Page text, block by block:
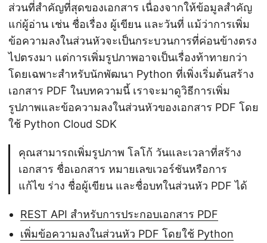
ส่วนที่สำคัญที่สุดของเอกสาร เนื่องจากให้ข้อมูลสำคัญ
แก่ผู้อ่าน เช่น ชื่อเรื่อง ผู้เขียน และวันที่ แม้ว่าการเพิ่ม
ข้อความลงในส่วนหัวจะเป็นกระบวนการที่ค่อนข้างตรง
ไปตรงมา แต่การเพิ่มรูปภาพอาจเป็นเรื่องท้าทายกว่า
โดยเฉพาะสำหรับนักพัฒนา Python ที่เพิ่งเริ่มต้นสร้าง
เอกสาร PDF ในบทความนี้ เราจะมาดูวิธีการเพิ่ม
รูปภาพและข้อความลงในส่วนหัวของเอกสาร PDF โดย
ใช้ Python Cloud SDK
คุณสามารถเพิ่มรูปภาพ โลโก้ วันและเวลาที่สร้าง
เอกสาร ชื่อเอกสาร หมายเลขเวอร์ชันหรือการ
แก้ไข ร่าง ชื่อผู้เขียน และชื่อบทในส่วนหัว PDF ได้
REST API สำหรับการประกอบเอกสาร PDF
เพิ่มข้อความลงในส่วนหัว PDF โดยใช้ Python